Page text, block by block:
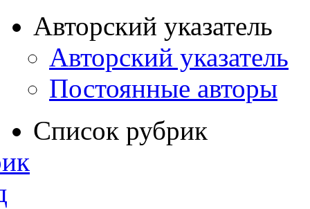
Авторский указатель
Авторский указатель
Постоянные авторы
Список рубрик